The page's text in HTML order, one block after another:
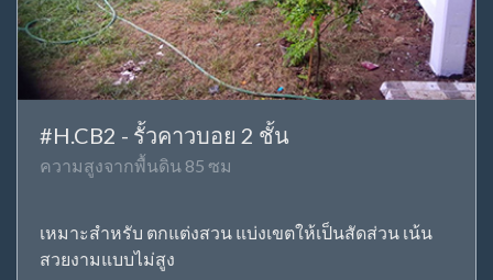
#H.CB2 - รั้วคาวบอย 2 ชั้น
ความสูงจากพื้นดิน 85 ซม
เหมาะสำหรับ ตกแต่งสวน แบ่งเขตให้เป็นสัดส่วน เน้น
สวยงามแบบไม่สูง